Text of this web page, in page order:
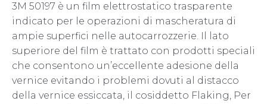
3M 50197 è un film elettrostatico trasparente
indicato per le operazioni di mascheratura di
ampie superfici nelle autocarrozzerie. Il lato
superiore del film è trattato con prodotti speciali
che consentono un’eccellente adesione della
vernice evitando i problemi dovuti al distacco
della vernice essiccata, il cosiddetto Flaking, Per